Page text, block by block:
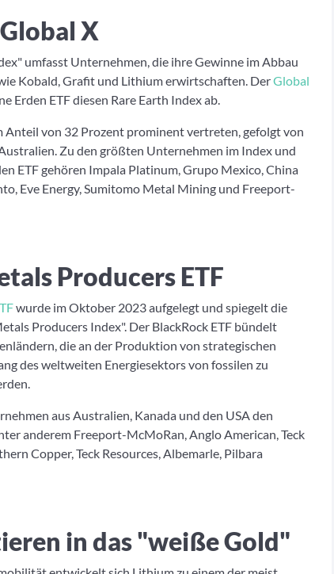
X
umfasst Unternehmen, die ihre Gewinne im Abbau
Kobald, Grafit und Lithium erwirtschaften. DerGlobal
Erden ETF diesen Rare Earth Index ab.
Anteil von 32 Prozent prominent vertreten, gefolgt von
Zu den größten Unternehmen im Index und
ETF gehören Impala Platinum, Grupo Mexico, China
Eve Energy, Sumitomo Metal Mining und Freeport-
Producers ETF
wurde im Oktober 2023 aufgelegt und spiegelt die
Producers Index". Der BlackRock ETF bündelt
die an der Produktion von strategischen
des weltweiten Energiesektors von fossilen zu
aus Australien, Kanada und den USA den
anderem Freeport-McMoRan, Anglo American, Teck
Copper, Teck Resources, Albemarle, Pilbara
in das "weiße Gold"